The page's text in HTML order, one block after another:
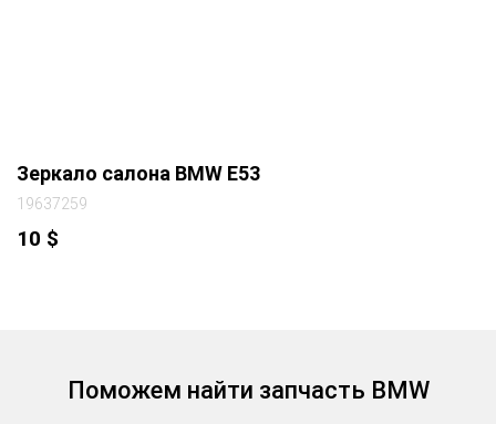
Зеркало салона BMW E53
19637259
10 $
Поможем найти запчасть BMW